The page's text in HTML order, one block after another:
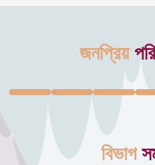
জনপ্রিয়
বিভাগ